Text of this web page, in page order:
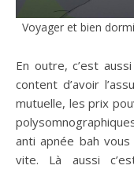
Voyager et bien
En outre, c’est
content d’avoir
mutuelle, les prix
anti apnée bah
vite. Là aussi